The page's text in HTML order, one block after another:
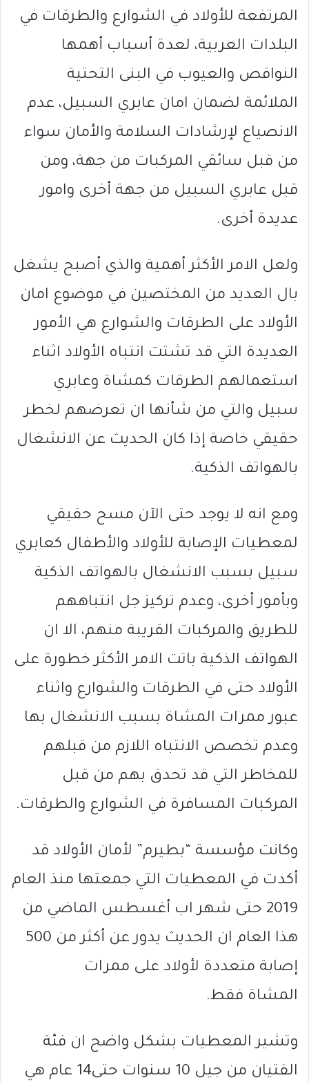
المرتفعة للأولاد في الشوارع والطرقات في
البلدات العربية، لعدة أسباب أهمها
النواقص والعيوب في البنى التحتية
الملائمة لضمان امان عابري السبيل، عدم
الانصياع لإرشادات السلامة والأمان سواء
من قبل سائقي المركبات من جهة، ومن
قبل عابري السبيل من جهة أخرى وامور
عديدة أخرى.
ولعل الامر الأكثر أهمية والذي أصبح يشغل
بال العديد من المختصين في موضوع امان
الأولاد على الطرقات والشوارع هي الأمور
العديدة التي قد تشتت انتباه الأولاد اثناء
استعمالهم الطرقات كمشاة وعابري
سبيل والتي من شأنها ان تعرضهم لخطر
حقيقي خاصة إذا كان الحديث عن الانشغال
بالهواتف الذكية.
ومع انه لا يوجد حتى الآن مسح حقيقي
لمعطيات الإصابة للأولاد والأطفال كعابري
سبيل بسبب الانشغال بالهواتف الذكية
وبأمور أخرى، وعدم تركيز جل انتباههم
للطريق والمركبات القريبة منهم، الا ان
الهواتف الذكية باتت الامر الأكثر خطورة على
الأولاد حتى في الطرقات والشوارع واثناء
عبور ممرات المشاة بسبب الانشغال بها
وعدم تخصص الانتباه اللازم من قبلهم
للمخاطر التي قد تحدق بهم من قبل
المركبات المسافرة في الشوارع والطرقات.
وكانت مؤسسة “بطيرم” لأمان الأولاد قد
أكدت في المعطيات التي جمعتها منذ العام
2019 حتى شهر اب أغسطس الماضي من
هذا العام ان الحديث يدور عن أكثر من 500
إصابة متعددة لأولاد على ممرات
المشاة فقط.
وتشير المعطيات بشكل واضح ان فئة
الفتيان من جيل 10 سنوات حتى14 عام هي